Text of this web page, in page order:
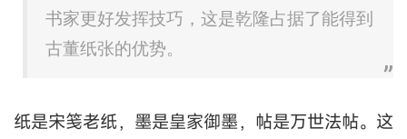
书家更好发挥技巧，这是乾隆占据了能得到
古董纸张的优势。
纸是宋笺老纸，墨是皇家御墨，帖是万世法帖。这